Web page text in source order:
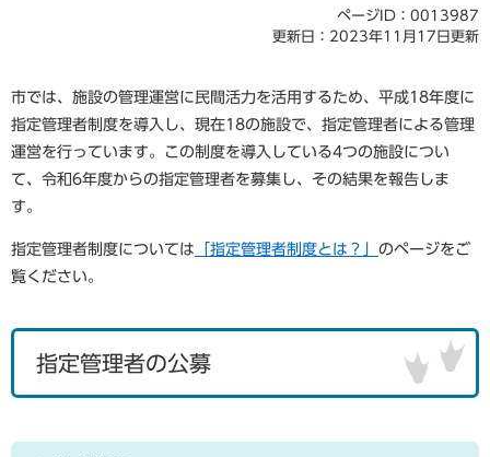
ページID：0013987
更新日：2023年11月17日更新
市では、施設の管理運営に民間活力を活用するため、平成18年度に
指定管理者制度を導入し、現在18の施設で、指定管理者による管理
運営を行っています。この制度を導入している4つの施設につい
て、令和6年度からの指定管理者を募集し、その結果を報告しま
す。
指定管理者制度については 「指定管理者制度とは？」 のページをご
覧ください。
指定管理者の公募